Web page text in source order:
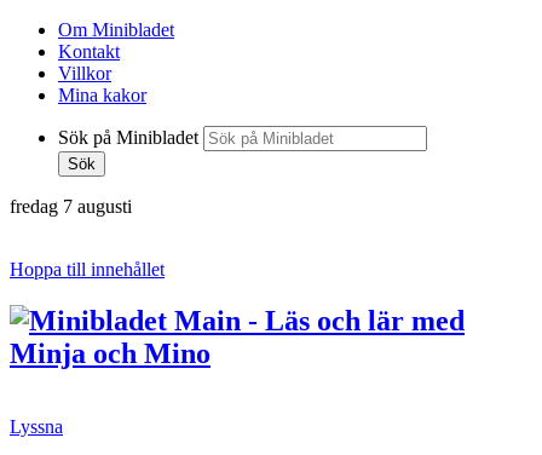
Om Minibladet
Kontakt
Villkor
Mina kakor
Sök på Minibladet
Sök
fredag 7 augusti
Hoppa till innehållet
Lyssna